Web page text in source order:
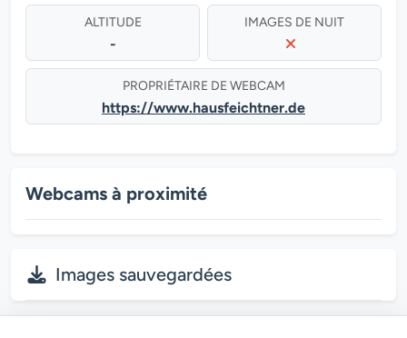
ALTITUDE
-
IMAGES DE NUIT
PROPRIÉTAIRE DE WEBCAM
https://www.hausfeichtner.de
Webcams à proximité
Images sauvegardées